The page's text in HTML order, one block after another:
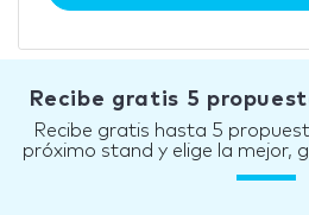
Recibe gratis 5
Recibe gratis hasta 5
próximo stand y elige la mejor,